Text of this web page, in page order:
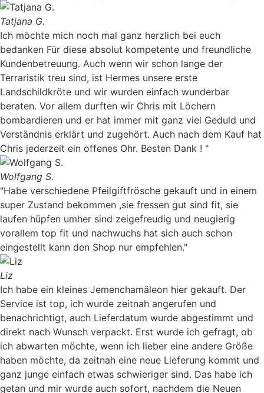
Tatjana G.
Ich möchte mich noch mal ganz herzlich bei euch
bedanken Für diese absolut kompetente und freundliche
Kundenbetreuung. Auch wenn wir schon lange der
Terraristik treu sind, ist Hermes unsere erste
Landschildkröte und wir wurden einfach wunderbar
beraten. Vor allem durften wir Chris mit Löchern
bombardieren und er hat immer mit ganz viel Geduld und
Verständnis erklärt und zugehört. Auch nach dem Kauf hat
Chris jederzeit ein offenes Ohr. Besten Dank ! "
Wolfgang S.
"Habe verschiedene Pfeilgiftfrösche gekauft und in einem
super Zustand bekommen ,sie fressen gut sind fit, sie
laufen hüpfen umher sind zeigefreudig und neugierig
vorallem top fit und nachwuchs hat sich auch schon
eingestellt kann den Shop nur empfehlen."
Liz
Ich habe ein kleines Jemenchamäleon hier gekauft. Der
Service ist top, ich wurde zeitnah angerufen und
benachrichtigt, auch Lieferdatum wurde abgestimmt und
direkt nach Wunsch verpackt. Erst wurde ich gefragt, ob
ich abwarten möchte, wenn ich lieber eine andere Größe
haben möchte, da zeitnah eine neue Lieferung kommt und
ganz junge einfach etwas schwieriger sind. Das habe ich
getan und mir wurde auch sofort, nachdem die Neuen